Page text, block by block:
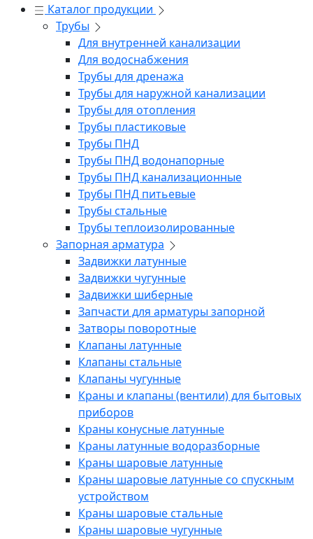
Каталог продукции
Трубы
Для внутренней канализации
Для водоснабжения
Трубы для дренажа
Трубы для наружной канализации
Трубы для отопления
Трубы пластиковые
Трубы ПНД
Трубы ПНД водонапорные
Трубы ПНД канализационные
Трубы ПНД питьевые
Трубы стальные
Трубы теплоизолированные
Запорная арматура
Задвижки латунные
Задвижки чугунные
Задвижки шиберные
Запчасти для арматуры запорной
Затворы поворотные
Клапаны латунные
Клапаны стальные
Клапаны чугунные
Краны и клапаны (вентили) для бытовых
приборов
Краны конусные латунные
Краны латунные водоразборные
Краны шаровые латунные
Краны шаровые латунные со спускным
устройством
Краны шаровые стальные
Краны шаровые чугунные